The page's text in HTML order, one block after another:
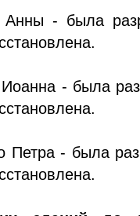
Анны - была
Иоанна - была
Петра - была